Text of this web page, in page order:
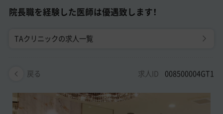
エージェント紹介
美容医療医師の転職お役立ちコンテンツ
美容クリニック見学・研修情報
院長職を経験した医師は優遇致します！
TAクリニックの求人一覧
戻る 求人ID 008500004GT1